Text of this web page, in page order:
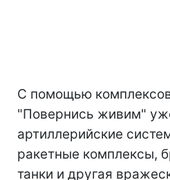
С помощью
"Повернись живим"
артиллерийские
ракетные комплексы,
танки и другая